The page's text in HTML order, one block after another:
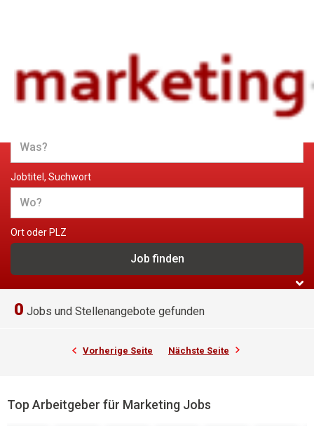
Jobs und Stellenangebote im
Marketing
Jobtitel, Suchwort
Ort oder PLZ
0 Jobs und Stellenangebote gefunden
Vorherige Seite Nächste Seite
Top Arbeitgeber für Marketing Jobs